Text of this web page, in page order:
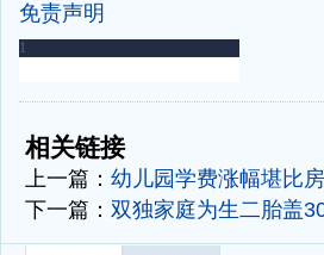
免责声明
-
相关链接
上一篇： 幼儿园学费涨幅堪比
下一篇： 双独家庭为生二胎盖